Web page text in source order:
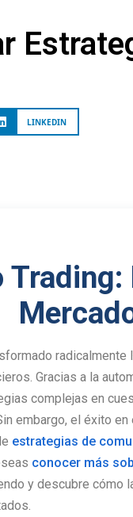
LINKEDIN
Trading:
Gracias a la
complejas en
embargo, el éxito
estrategias de
conocer más
y descubre cómo